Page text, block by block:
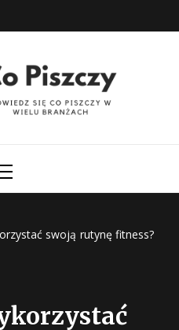
Menu
swoją rutynę fitness?